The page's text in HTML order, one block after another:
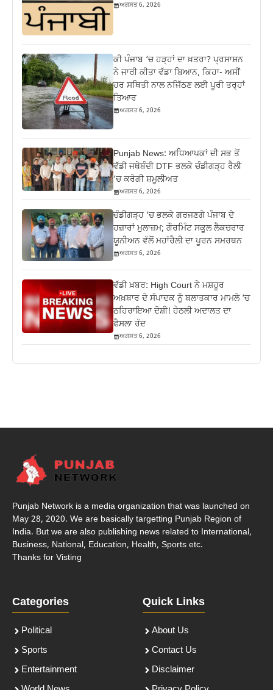
ਅਗਸਤ 6, 2026
ਕੀ ਪੰਜਾਬ ‘ਚ ਹੜ੍ਹਾਂ ਦਾ ਖ਼ਤਰਾ? ਪ੍ਰਸਾਸ਼ਨ
ਨੇ ਜਾਰੀ ਕੀਤਾ ਵੱਡਾ ਬਿਆਨ, ਕਿਹਾ- ਅਸੀਂ
ਹਰ ਸਥਿਤੀ ਨਾਲ ਨਜਿੱਠਣ ਲਈ ਪੂਰੀ ਤਰ੍ਹਾਂ
ਤਿਆਰ
ਅਗਸਤ 6, 2026
Punjab News: ਅਧਿਆਪਕਾਂ ਦੀ ਸਭ ਤੋਂ
ਵੱਡੀ ਜਥੇਬੰਦੀ DTF ਭਲਕੇ ਚੰਡੀਗੜ੍ਹ ਰੈਲੀ
‘ਚ ਕਰੇਗੀ ਸ਼ਮੂਲੀਅਤ
ਅਗਸਤ 6, 2026
ਚੰਡੀਗੜ੍ਹ ‘ਚ ਭਲਕੇ ਗਰਜਣਗੇ ਪੰਜਾਬ ਦੇ
ਹਜ਼ਾਰਾਂ ਮੁਲਾਜ਼ਮ; ਗੌਰਮਿੰਟ ਸਕੂਲ ਲੈਕਚਰਾਰ
ਯੂਨੀਅਨ ਵੱਲੋਂ ਮਹਾਂਰੈਲੀ ਦਾ ਪੂਰਨ ਸਮਰਥਨ
ਅਗਸਤ 6, 2026
ਵੱਡੀ ਖ਼ਬਰ: High Court ਨੇ ਮਸ਼ਹੂਰ
ਅਖ਼ਬਾਰ ਦੇ ਸੰਪਾਦਕ ਨੂੰ ਬਲਾਤਕਾਰ ਮਾਮਲੇ ‘ਚ
ਠਹਿਰਾਇਆ ਦੋਸ਼ੀ! ਹੇਠਲੀ ਅਦਾਲਤ ਦਾ
ਫੈਸਲਾ ਰੱਦ
ਅਗਸਤ 6, 2026
Punjab Network is a media organization that was launched on
May 28, 2020. We are basically targetting Punjab Region of
India. But we are also publishing news related to International,
Business, National, Education, Health, Sports etc.
Thanks for Visting
Categories
Political
Sports
Entertainment
Quick Links
About Us
Contact Us
Disclaimer